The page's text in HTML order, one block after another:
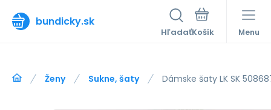
bundicky.sk
Hľadať Menu
Ženy Sukne, šaty Dámske šaty LK SK